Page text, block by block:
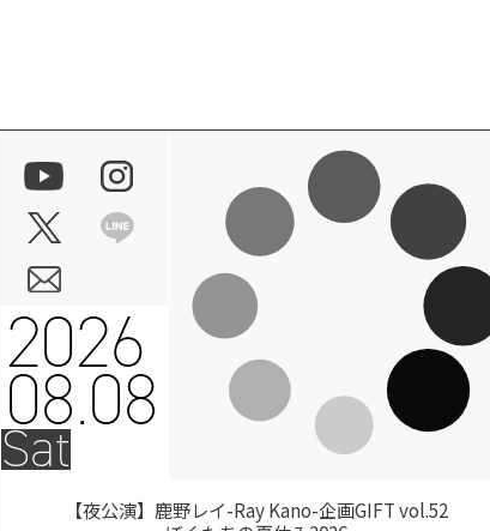
2026
08.08
Sat
【夜公演】鹿野レイ-Ray Kano-企画GIFT vol.52